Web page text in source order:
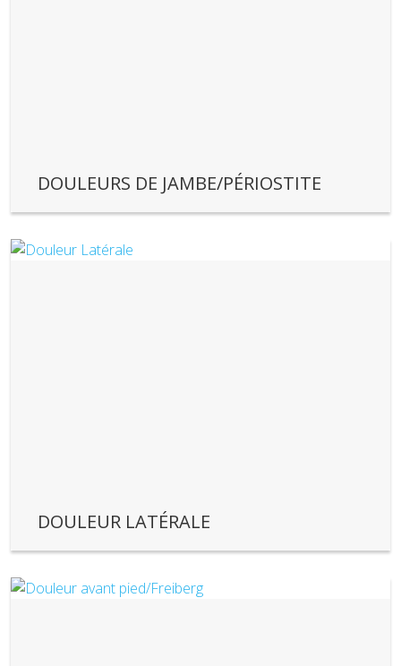
DOULEURS DE JAMBE/PÉRIOSTITE
DOULEUR LATÉRALE